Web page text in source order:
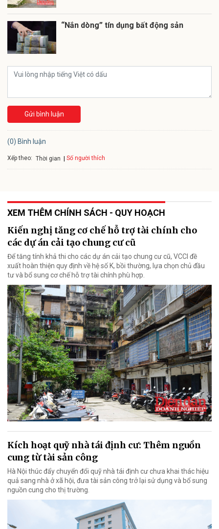
“Nắn dòng” tín dụng bất động sản
Gửi bình luận
(0) Bình luận
Xếp theo: Thời gian Số người thích
XEM THÊM CHÍNH SÁCH - QUY HOẠCH
Kiến nghị tăng cơ chế hỗ trợ tài chính cho
các dự án cải tạo chung cư cũ
Để tăng tính khả thi cho các dự án cải tạo chung cư cũ, VCCI đề
xuất hoàn thiện quy định về hệ số K, bồi thường, lựa chọn chủ đầu
tư và bổ sung cơ chế hỗ trợ tài chính phù hợp.
Kích hoạt quỹ nhà tái định cư: Thêm nguồn
cung từ tài sản công
Hà Nội thúc đẩy chuyển đổi quỹ nhà tái định cư chưa khai thác hiệu
quả sang nhà ở xã hội, đưa tài sản công trở lại sử dụng và bổ sung
nguồn cung cho thị trường.